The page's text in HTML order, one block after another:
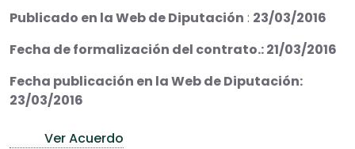
Publicado en la Web de Diputación : 23/03/2016
Fecha de formalización del contrato.: 21/03/2016
Fecha publicación en la Web de Diputación:
23/03/2016
Ver Acuerdo